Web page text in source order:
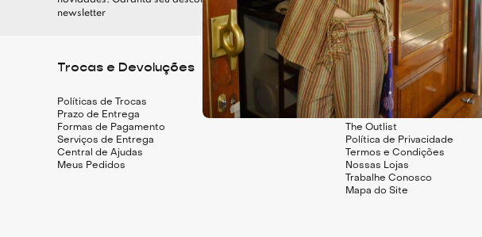
newsletter
Trocas e Devoluções
Políticas de Trocas
Prazo de Entrega
Formas de Pagamento
Serviços de Entrega
Central de Ajudas
Meus Pedidos
Institucional
Quem Somos
Personalist
The Outlist
Política de Privacidade
Termos e Condições
Nossas Lojas
Trabalhe Conosco
Mapa do Site